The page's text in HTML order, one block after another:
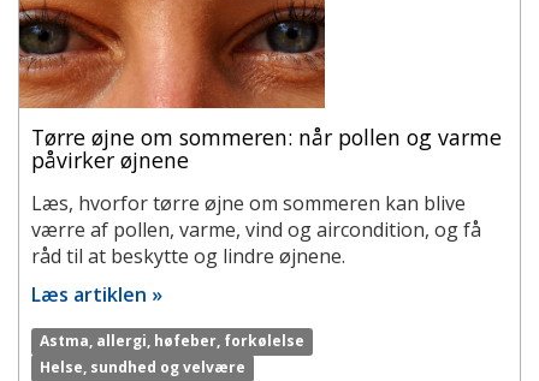
Tørre øjne om sommeren: når pollen og varme
påvirker øjnene
Læs, hvorfor tørre øjne om sommeren kan blive
værre af pollen, varme, vind og aircondition, og få
råd til at beskytte og lindre øjnene.
Læs artiklen »
Astma, allergi, høfeber, forkølelse
Helse, sundhed og velvære